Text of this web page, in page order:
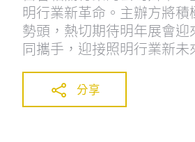
明行業新革命。主辦方將
勢頭，熱切期待明年展會
同攜手，迎接照明行業新未
分享